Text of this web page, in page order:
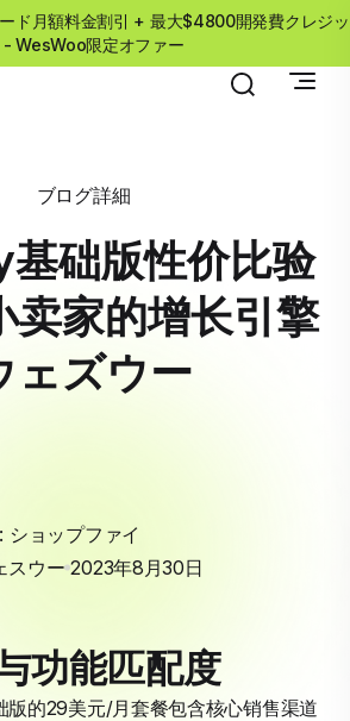
ド月額料金割引 + 最大$4800開発費クレジッ
- WesWoo限定オファー
ブログ詳細
础版性价比验
卖家的增长引擎
ェズウー
ショップファイ
スウー 2023年8月30日
功能匹配度
版的29美元/月套餐包含核心销售渠道